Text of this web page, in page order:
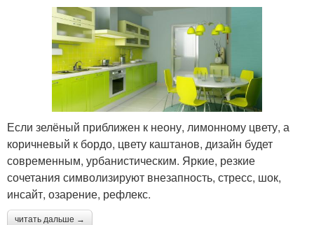
Если зелёный приближен к неону, лимонному цвету, а
коричневый к бордо, цвету каштанов, дизайн будет
современным, урбанистическим. Яркие, резкие
сочетания символизируют внезапность, стресс, шок,
инсайт, озарение, рефлекс.
читать дальше →